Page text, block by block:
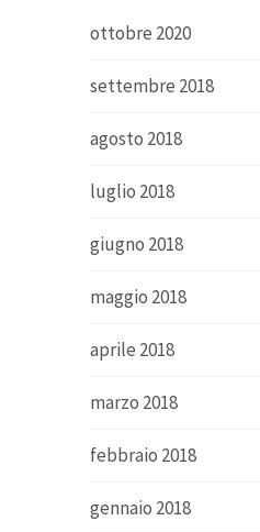
ottobre 2020
settembre 2018
agosto 2018
luglio 2018
giugno 2018
maggio 2018
aprile 2018
marzo 2018
febbraio 2018
gennaio 2018